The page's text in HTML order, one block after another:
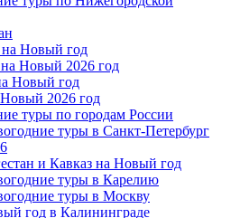
Новый год
на Новый 2026 год
Новый год
2026 год
туры по городам России
туры в Санкт-Петербург
и Кавказ на Новый год
туры в Карелию
туры в Москву
год в Калининграде